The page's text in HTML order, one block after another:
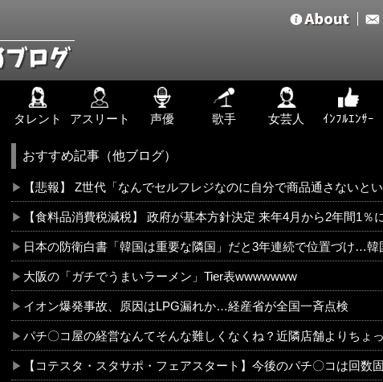
タレント アスリート 声優 歌手 女芸人 ｲﾝﾌﾙｴﾝｻｰ
おすすめ記事（他ブログ）
【悲報】 Z世代「なんでセルフレジなのに自分で商品通さないとい
【食料品消費税減税】 政府が基本方針決定 来年4月から2年間1％
日本の防衛白書「韓国は重要な隣国」だと3年連続で位置づけ…韓
大阪の「ガチでうまいラーメン」Tier表wwwwwww
イオン爆発事故、原因はLPG漏れか…経産省が全国一斉点検
パチ〇コ屋の経営なんてそんな難しくなくね？近隣店舗よりちょっと多めに出しておけば勝手に客
【コテスタ・スタサポ・フェアスタート】今後のパチ〇コは回数固定